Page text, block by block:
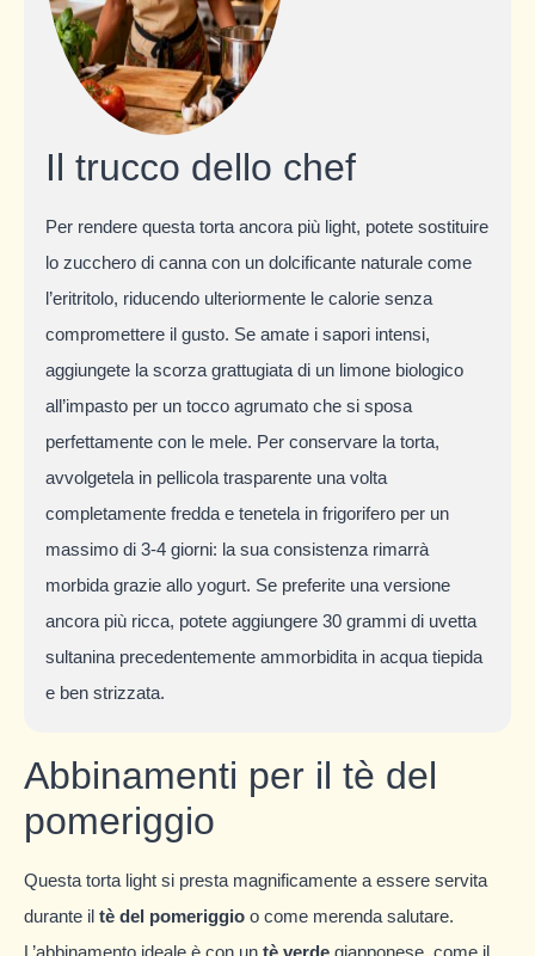
Il trucco dello chef
Per rendere questa torta ancora più light, potete sostituire
lo zucchero di canna con un dolcificante naturale come
l’eritritolo, riducendo ulteriormente le calorie senza
compromettere il gusto. Se amate i sapori intensi,
aggiungete la scorza grattugiata di un limone biologico
all’impasto per un tocco agrumato che si sposa
perfettamente con le mele. Per conservare la torta,
avvolgetela in pellicola trasparente una volta
completamente fredda e tenetela in frigorifero per un
massimo di 3-4 giorni: la sua consistenza rimarrà
morbida grazie allo yogurt. Se preferite una versione
ancora più ricca, potete aggiungere 30 grammi di uvetta
sultanina precedentemente ammorbidita in acqua tiepida
e ben strizzata.
Abbinamenti per il tè del
pomeriggio
Questa torta light si presta magnificamente a essere servita
durante il tè del pomeriggio o come merenda salutare.